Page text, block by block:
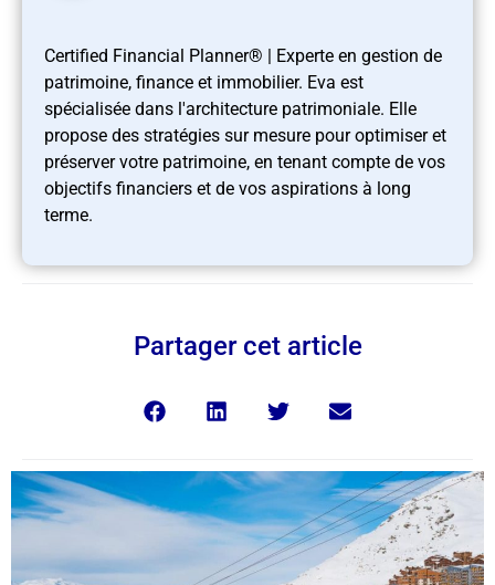
Certified Financial Planner® | Experte en gestion de
patrimoine, finance et immobilier. Eva est
spécialisée dans l'architecture patrimoniale. Elle
propose des stratégies sur mesure pour optimiser et
préserver votre patrimoine, en tenant compte de vos
objectifs financiers et de vos aspirations à long
terme.
Partager cet article